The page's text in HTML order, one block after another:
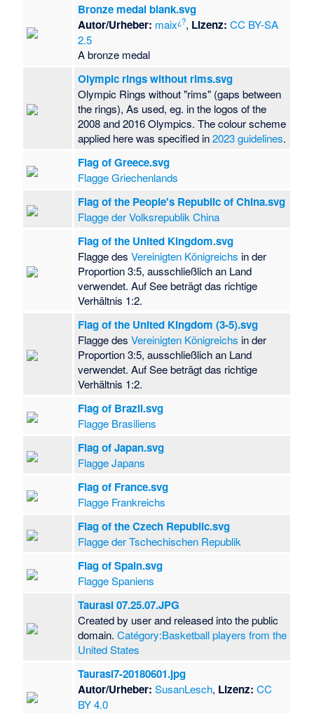
Bronze medal blank.svg
Autor/Urheber: maix¿?, Lizenz: CC BY-SA
2.5
A bronze medal
Olympic rings without rims.svg
Olympic Rings without "rims" (gaps between
the rings), As used, eg. in the logos of the
2008 and 2016 Olympics. The colour scheme
applied here was specified in2023 guidelines.
Flag of Greece.svg
Flagge Griechenlands
Flag of the People's Republic of China.svg
Flagge der Volksrepublik China
Flag of the United Kingdom.svg
Flagge desVereinigten Königreichs in der
Proportion 3:5, ausschließlich an Land
verwendet. Auf See beträgt das richtige
Verhältnis 1:2.
Flag of the United Kingdom (3-5).svg
Flagge desVereinigten Königreichs in der
Proportion 3:5, ausschließlich an Land
verwendet. Auf See beträgt das richtige
Verhältnis 1:2.
Flag of Brazil.svg
Flagge Brasiliens
Flag of Japan.svg
Flagge Japans
Flag of France.svg
Flagge Frankreichs
Flag of the Czech Republic.svg
Flagge der Tschechischen Republik
Flag of Spain.svg
Flagge Spaniens
Taurasi 07.25.07.JPG
Created by user and released into the public
domain.Catégory:Basketball players from the
United States
Taurasi7-20180601.jpg
Autor/Urheber: SusanLesch, Lizenz: CC
BY 4.0